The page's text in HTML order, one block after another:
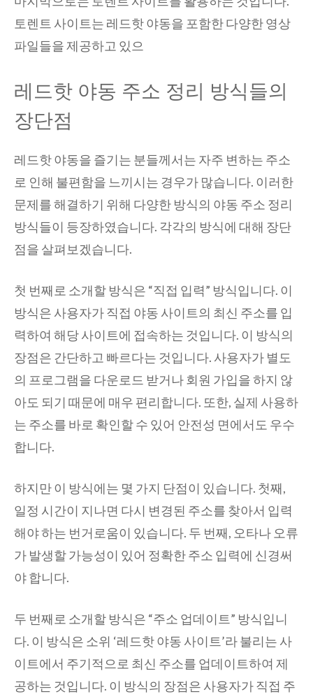
토렌트 사이트는 레드핫 야동을 포함한 다양한 영상
파일들을 제공하고 있으
레드핫 야동 주소 정리 방식들의
장단점
레드핫 야동을 즐기는 분들께서는 자주 변하는 주소
로 인해 불편함을 느끼시는 경우가 많습니다. 이러한
문제를 해결하기 위해 다양한 방식의 야동 주소 정리
방식들이 등장하였습니다. 각각의 방식에 대해 장단
점을 살펴보겠습니다.
첫 번째로 소개할 방식은 “직접 입력” 방식입니다. 이
방식은 사용자가 직접 야동 사이트의 최신 주소를 입
력하여 해당 사이트에 접속하는 것입니다. 이 방식의
장점은 간단하고 빠르다는 것입니다. 사용자가 별도
의 프로그램을 다운로드 받거나 회원 가입을 하지 않
아도 되기 때문에 매우 편리합니다. 또한, 실제 사용하
는 주소를 바로 확인할 수 있어 안전성 면에서도 우수
합니다.
하지만 이 방식에는 몇 가지 단점이 있습니다. 첫째,
일정 시간이 지나면 다시 변경된 주소를 찾아서 입력
해야 하는 번거로움이 있습니다. 두 번째, 오타나 오류
가 발생할 가능성이 있어 정확한 주소 입력에 신경써
야 합니다.
두 번째로 소개할 방식은 “주소 업데이트” 방식입니
다. 이 방식은 소위 ‘레드핫 야동 사이트’라 불리는 사
이트에서 주기적으로 최신 주소를 업데이트하여 제
공하는 것입니다. 이 방식의 장점은 사용자가 직접 주